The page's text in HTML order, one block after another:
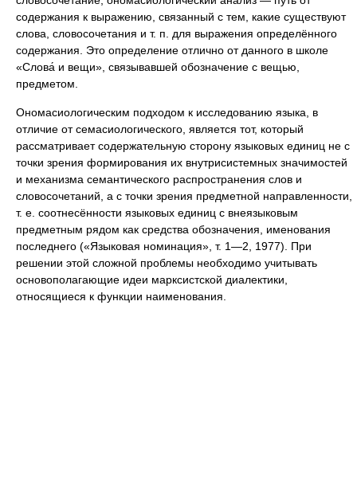
содержания к выражению, связанный с тем, какие существуют
слова, словосочетания и т. п. для выражения определённого
содержания. Это определение отлично от данного в школе
«Слова́ и вещи», связывавшей обозначение с вещью,
предметом.
Ономасиологическим подходом к исследованию языка, в
отличие от семасиологического, является тот, который
рассматривает содержательную сторону языковых единиц не с
точки зрения формирования их внутрисистемных значимостей
и механизма семантического распространения слов и
словосочетаний, а с точки зрения предметной направленности,
т. е. соотнесённости языковых единиц с внеязыковым
предметным рядом как средства обозначения, именования
последнего («Языковая номинация», т. 1—2, 1977). При
решении этой сложной проблемы необходимо учитывать
основополагающие идеи марксистской диалектики,
относящиеся к функции наименования.